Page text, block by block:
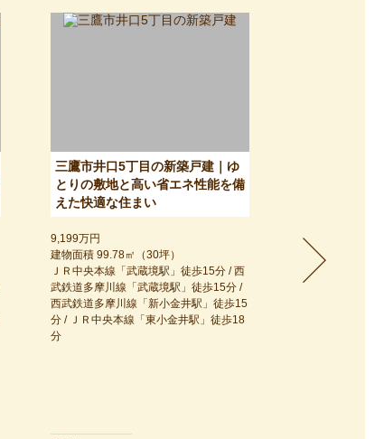
三鷹市井口5丁目の新築戸建｜ゆ
とりの敷地と高い省エネ性能を備
えた快適な住まい
9,199万円
建物面積 99.78㎡（30坪）
ＪＲ中央本線「武蔵境駅」徒歩15分 / 西
武鉄道多摩川線「武蔵境駅」徒歩15分 /
西武鉄道多摩川線「新小金井駅」徒歩15
分 / ＪＲ中央本線「東小金井駅」徒歩18
分
土地面積 166.42
ＪＲ中央本線「
武鉄道多摩川線
ＪＲ中央本線「